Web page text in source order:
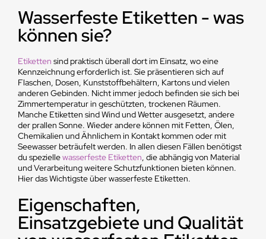
Wasserfeste Etiketten - was
können sie?
Etiketten sind praktisch überall dort im Einsatz, wo eine
Kennzeichnung erforderlich ist. Sie präsentieren sich auf
Flaschen, Dosen, Kunststoffbehältern, Kartons und vielen
anderen Gebinden. Nicht immer jedoch befinden sie sich bei
Zimmertemperatur in geschützten, trockenen Räumen.
Manche Etiketten sind Wind und Wetter ausgesetzt, andere
der prallen Sonne. Wieder andere können mit Fetten, Ölen,
Chemikalien und Ähnlichem in Kontakt kommen oder mit
Seewasser beträufelt werden. In allen diesen Fällen benötigst
du speziellewasserfeste Etiketten, die abhängig von Material
und Verarbeitung weitere Schutzfunktionen bieten können.
Hier das Wichtigste über wasserfeste Etiketten.
Eigenschaften,
Einsatzgebiete und Qualität